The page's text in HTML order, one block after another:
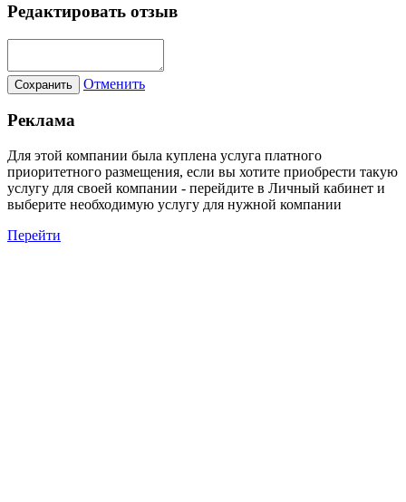
Редактировать отзыв
Сохранить Отменить
Реклама
Для этой компании была куплена услуга платного
приоритетного размещения, если вы хотите приобрести такую
услугу для своей компании - перейдите в Личный кабинет и
выберите необходимую услугу для нужной компании
Перейти